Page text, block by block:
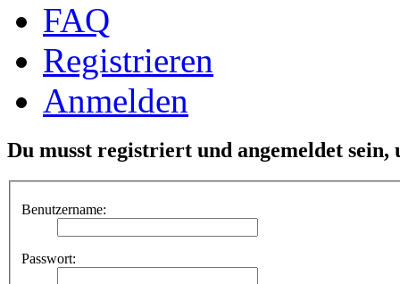
FAQ
Registrieren
Anmelden
Du musst registriert und angemeldet
Benutzername:
Passwort: